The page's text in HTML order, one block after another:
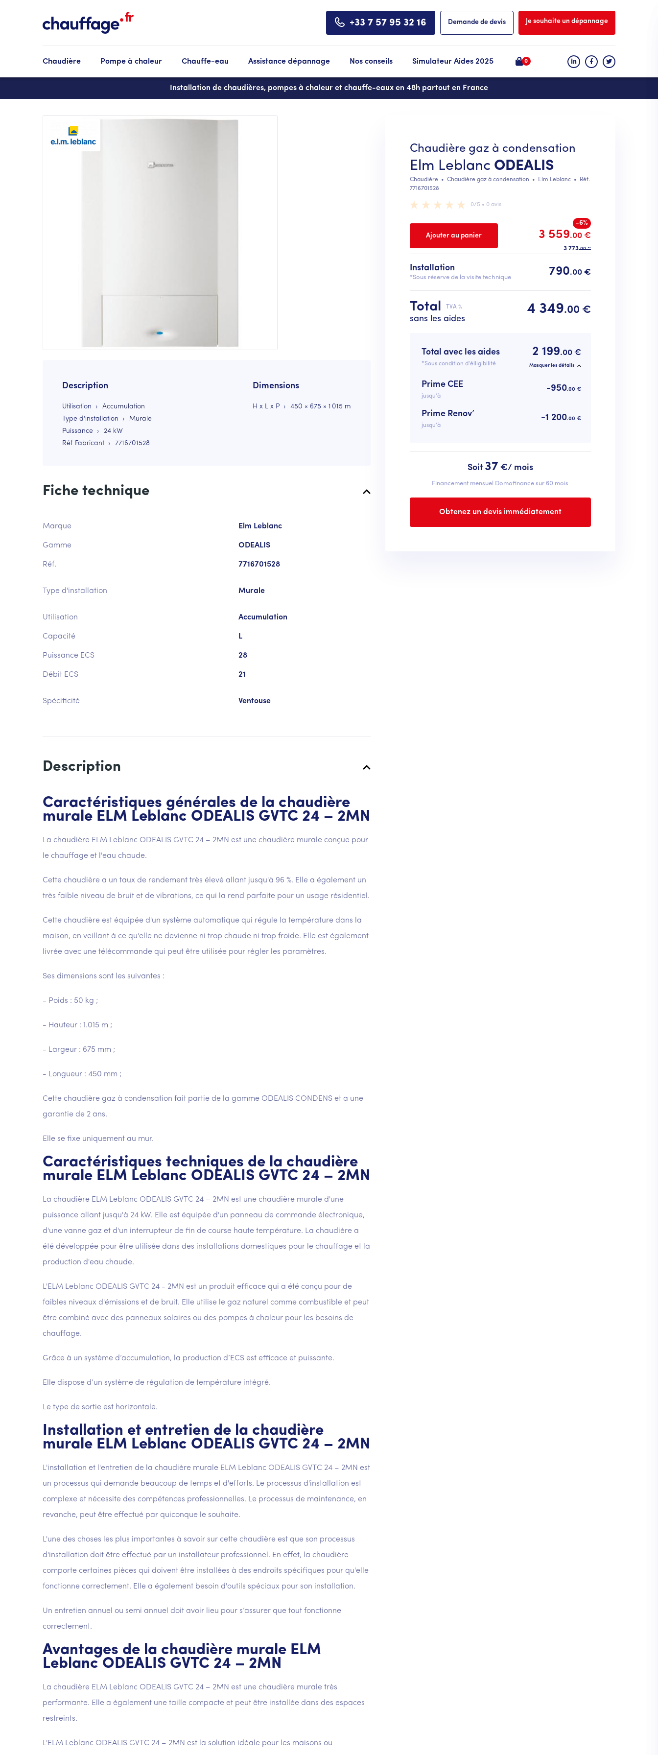
+33 7 57 95 32 16 Demande de devis Je souhaite un dépannage
Chaudière Pompe à chaleur Chauffe-eau Assistance dépannage Nos conseils Simulateur Aides 2025 0
Installation de chaudières, pompes à chaleur et chauffe-eaux en 48h partout en France
Description
Utilisation
Accumulation
Type d'installation
Murale
Puissance
24 kW
Réf Fabricant
7716701528
Dimensions
H x L x P 450 × 675 × 1 015 m
Fiche technique
Marque Elm Leblanc
Gamme ODEALIS
Réf. 7716701528
Type d'installation Murale
Utilisation Accumulation
Capacité L
Puissance ECS 28
Débit ECS 21
Spécificité Ventouse
Description
Caractéristiques générales de la chaudière
murale ELM Leblanc ODEALIS GVTC 24 – 2MN
La chaudière ELM Leblanc ODEALIS GVTC 24 – 2MN est une chaudière murale conçue pour
le chauffage et l'eau chaude.
Cette chaudière a un taux de rendement très élevé allant jusqu'à 96 %. Elle a également un
très faible niveau de bruit et de vibrations, ce qui la rend parfaite pour un usage résidentiel.
Cette chaudière est équipée d'un système automatique qui régule la température dans la
maison, en veillant à ce qu'elle ne devienne ni trop chaude ni trop froide. Elle est également
livrée avec une télécommande qui peut être utilisée pour régler les paramètres.
Ses dimensions sont les suivantes :
- Poids : 50 kg ;
- Hauteur : 1.015 m ;
- Largeur : 675 mm ;
- Longueur : 450 mm ;
Cette chaudière gaz à condensation fait partie de la gamme ODEALIS CONDENS et a une
garantie de 2 ans.
Elle se fixe uniquement au mur.
Caractéristiques techniques de la chaudière
murale ELM Leblanc ODEALIS GVTC 24 – 2MN
La chaudière ELM Leblanc ODEALIS GVTC 24 – 2MN est une chaudière murale d'une
puissance allant jusqu'à 24 kW. Elle est équipée d'un panneau de commande électronique,
d'une vanne gaz et d'un interrupteur de fin de course haute température. La chaudière a
été développée pour être utilisée dans des installations domestiques pour le chauffage et la
production d'eau chaude.
L'ELM Leblanc ODEALIS GVTC 24 - 2MN est un produit efficace qui a été conçu pour de
faibles niveaux d'émissions et de bruit. Elle utilise le gaz naturel comme combustible et peut
être combiné avec des panneaux solaires ou des pompes à chaleur pour les besoins de
chauffage.
Grâce à un système d’accumulation, la production d’ECS est efficace et puissante.
Elle dispose d’un système de régulation de température intégré.
Le type de sortie est horizontale.
Installation et entretien de la chaudière
murale ELM Leblanc ODEALIS GVTC 24 – 2MN
L'installation et l'entretien de la chaudière murale ELM Leblanc ODEALIS GVTC 24 – 2MN est
un processus qui demande beaucoup de temps et d'efforts. Le processus d'installation est
complexe et nécessite des compétences professionnelles. Le processus de maintenance, en
revanche, peut être effectué par quiconque le souhaite.
L'une des choses les plus importantes à savoir sur cette chaudière est que son processus
d'installation doit être effectué par un installateur professionnel. En effet, la chaudière
comporte certaines pièces qui doivent être installées à des endroits spécifiques pour qu'elle
fonctionne correctement. Elle a également besoin d'outils spéciaux pour son installation.
Un entretien annuel ou semi annuel doit avoir lieu pour s’assurer que tout fonctionne
correctement.
Avantages de la chaudière murale ELM
Leblanc ODEALIS GVTC 24 – 2MN
La chaudière ELM Leblanc ODEALIS GVTC 24 – 2MN est une chaudière murale très
performante. Elle a également une taille compacte et peut être installée dans des espaces
restreints.
L'ELM Leblanc ODEALIS GVTC 24 – 2MN est la solution idéale pour les maisons ou
Chaudière gaz à condensation
Elm Leblanc ODEALIS
Chaudière • Chaudière gaz à condensation • Elm Leblanc• Réf.
7716701528
0/5 • 0 avis
-6%
3 559.00 €
3 773.00 €
Installation
*Sous réserve de la visite technique 790.00 €
Total TVA %
sans les aides
4 349.00 €
Total avec les aides
*Sous condition d'élligibilité
2 199.00 €
Masquer les détails
Prime CEE
jusqu’à
-950.00 €
Prime Renov’
jusqu’à
-1 200.00 €
Soit 37 €/ mois
Financement mensuel Domofinance sur 60 mois
Obtenez un devis immédiatement